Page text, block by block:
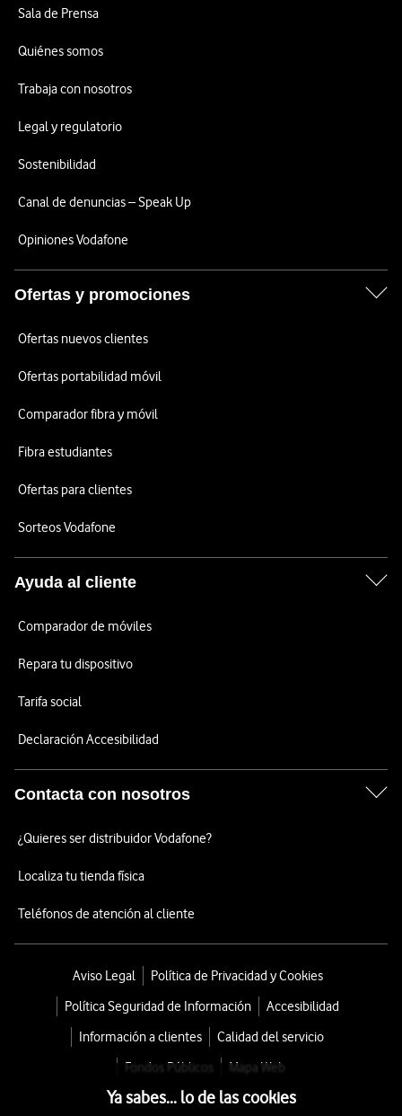
Sala de Prensa
Quiénes somos
Trabaja con nosotros
Legal y regulatorio
Sostenibilidad
Canal de denuncias – Speak Up
Opiniones Vodafone
Ofertas y promociones
Ofertas nuevos clientes
Ofertas portabilidad móvil
Comparador fibra y móvil
Fibra estudiantes
Ofertas para clientes
Sorteos Vodafone
Ayuda al cliente
Comparador de móviles
Repara tu dispositivo
Tarifa social
Declaración Accesibilidad
Contacta con nosotros
¿Quieres ser distribuidor Vodafone?
Localiza tu tienda física
Teléfonos de atención al cliente
Aviso Legal
Política de Privacidad y Cookies
Política Seguridad de Información
Accesibilidad
Información a clientes
Calidad del servicio
Fondos Públicos
Mapa Web
Ya sabes... lo de las cookies